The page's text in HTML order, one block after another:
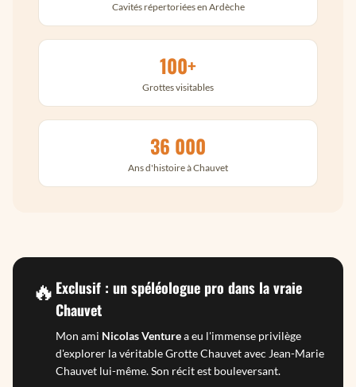
Cavités répertoriées en Ardèche
100+
Grottes visitables
36 000
Ans d'histoire à Chauvet
🔥 Exclusif : un spéléologue pro dans la vraie
Chauvet
Mon ami Nicolas Venturea eu l'immense privilège
d'explorer la véritable Grotte Chauvet avec Jean-Marie
Chauvet lui-même. Son récit est bouleversant.